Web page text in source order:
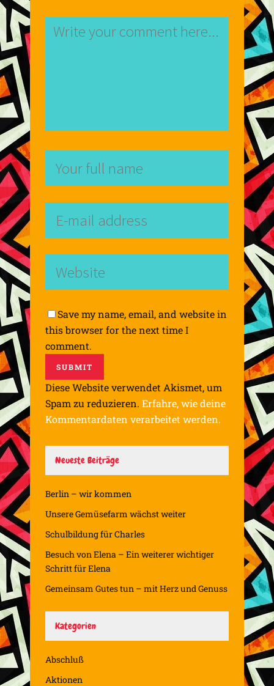
Save my name, email, and website in
this browser for the next time I
comment.
Diese Website verwendet Akismet, um
Spam zu reduzieren. Erfahre, wie deine
Kommentardaten verarbeitet werden.
Neueste Beiträge
Berlin – wir kommen
Unsere Gemüsefarm wächst weiter
Schulbildung für Charles
Besuch von Elena – Ein weiterer wichtiger
Schritt für Elena
Gemeinsam Gutes tun – mit Herz und Genuss
Kategorien
Abschluß
Aktionen